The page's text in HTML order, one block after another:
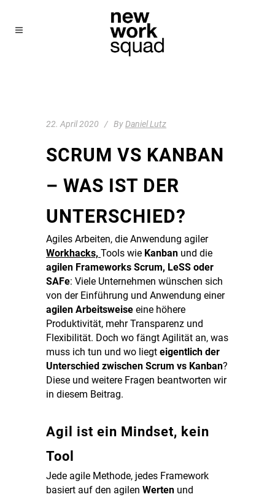
22. April 2020 ByDaniel Lutz
SCRUM VS KANBAN
– WAS IST DER
UNTERSCHIED?
Agiles Arbeiten, die Anwendung agiler
Workhacks, Tools wie Kanban und die
agilen Frameworks Scrum, LeSS oder
SAFe: Viele Unternehmen wünschen sich
von der Einführung und Anwendung einer
agilen Arbeitsweise eine höhere
Produktivität, mehr Transparenz und
Flexibilität. Doch wo fängt Agilität an, was
muss ich tun und wo liegt eigentlich der
Unterschied zwischen Scrum vs Kanban?
Diese und weitere Fragen beantworten wir
in diesem Beitrag.
Agil ist ein Mindset, kein
Tool
Jede agile Methode, jedes Framework
basiert auf den agilen Werten und